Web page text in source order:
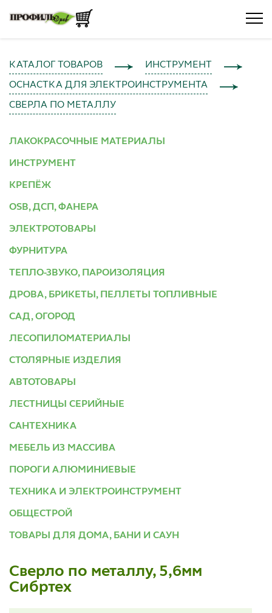
КАТАЛОГ ТОВАРОВ ИНСТРУМЕНТ
ОСНАСТКА ДЛЯ ЭЛЕКТРОИНСТРУМЕНТА
СВЕРЛА ПО МЕТАЛЛУ
ЛАКОКРАСОЧНЫЕ МАТЕРИАЛЫ
ИНСТРУМЕНТ
КРЕПЁЖ
OSB, ДСП, ФАНЕРА
ЭЛЕКТРОТОВАРЫ
ФУРНИТУРА
ТЕПЛО-ЗВУКО, ПАРОИЗОЛЯЦИЯ
ДРОВА, БРИКЕТЫ, ПЕЛЛЕТЫ ТОПЛИВНЫЕ
САД, ОГОРОД
ЛЕСОПИЛОМАТЕРИАЛЫ
СТОЛЯРНЫЕ ИЗДЕЛИЯ
АВТОТОВАРЫ
ЛЕСТНИЦЫ СЕРИЙНЫЕ
САНТЕХНИКА
МЕБЕЛЬ ИЗ МАССИВА
ПОРОГИ АЛЮМИНИЕВЫЕ
ТЕХНИКА И ЭЛЕКТРОИНСТРУМЕНТ
ОБЩЕСТРОЙ
ТОВАРЫ ДЛЯ ДОМА, БАНИ И САУН
Сверло по металлу, 5,6мм
Сибртех